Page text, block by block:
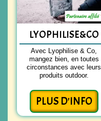
LYOPHILISE&CO
Avec Lyophilise & Co,
mangez bien, en toutes
circonstances avec leurs
produits outdoor.
PLUS D'INFO